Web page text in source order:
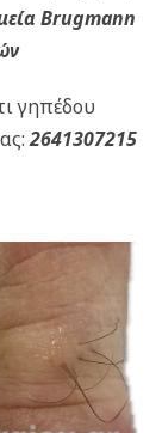
Brugmann
γηπέδου
2641307215